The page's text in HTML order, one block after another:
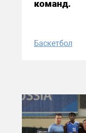
команд.
Баскетбол